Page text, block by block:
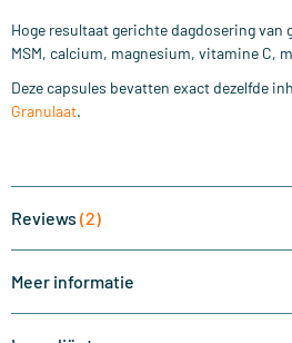
Hoge resultaat gerichte dagdosering
MSM, calcium, magnesium, vitamine C,
Deze capsules bevatten exact dezelfde
Granulaat.
Reviews (2)
Meer informatie